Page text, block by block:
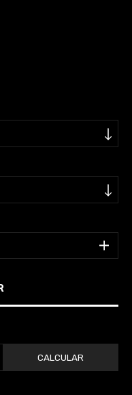
CALCULAR